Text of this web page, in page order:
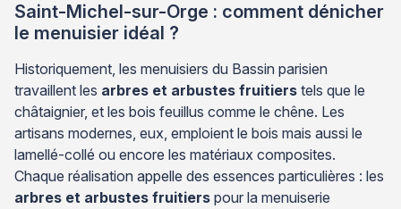
Saint-Michel-sur-Orge : comment dénicher
le menuisier idéal ?
Historiquement, les menuisiers du Bassin parisien
travaillent les arbres et arbustes fruitiers tels que le
châtaignier, et les bois feuillus comme le chêne. Les
artisans modernes, eux, emploient le bois mais aussi le
lamellé-collé ou encore les matériaux composites.
Chaque réalisation appelle des essences particulières : les
arbres et arbustes fruitiers pour la menuiserie